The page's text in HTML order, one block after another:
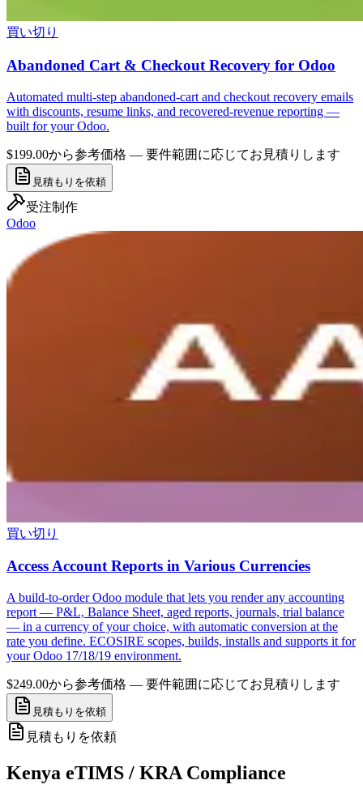
買い切り
Abandoned Cart & Checkout Recovery for Odoo
Automated multi-step abandoned-cart and checkout recovery emails
with discounts, resume links, and recovered-revenue reporting —
built for your Odoo.
$199.00から参考価格 — 要件範囲に応じてお見積りします
見積もりを依頼
受注制作
Odoo
買い切り
Access Account Reports in Various Currencies
A build-to-order Odoo module that lets you render any accounting
report — P&L, Balance Sheet, aged reports, journals, trial balance
— in a currency of your choice, with automatic conversion at the
rate you define. ECOSIRE scopes, builds, installs and supports it for
your Odoo 17/18/19 environment.
$249.00から参考価格 — 要件範囲に応じてお見積りします
見積もりを依頼
見積もりを依頼
Kenya eTIMS / KRA Compliance